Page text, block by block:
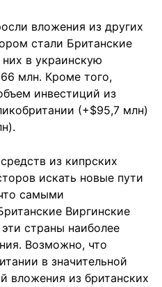
вложения из других
стали Британские
в украинскую
млн. Кроме того,
инвестиций из
(+$95,7 млн)
из кипрских
искать новые пути
самыми
Виргинские
страны наиболее
Возможно, что
в значительной
вложения из британских